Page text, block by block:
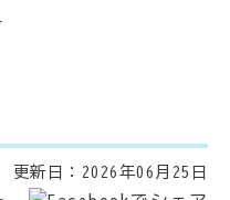
更新日： 2026年06月25日